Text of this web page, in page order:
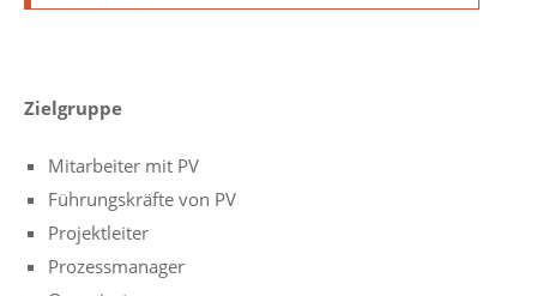
Zielgruppe
Mitarbeiter mit PV
Führungskräfte von PV
Projektleiter
Prozessmanager